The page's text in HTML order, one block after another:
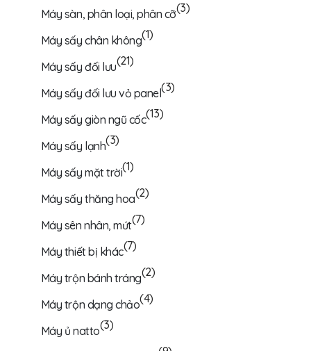
Máy sàn, phân loại, phân cỡ(3)
Máy sấy chân không(1)
Máy sấy đối lưu(21)
Máy sấy đối lưu vỏ panel(3)
Máy sấy giòn ngũ cốc(13)
Máy sấy lạnh(3)
Máy sấy mặt trời(1)
Máy sấy thăng hoa(2)
Máy sên nhân, mứt(7)
Máy thiết bị khác(7)
Máy trộn bánh tráng(2)
Máy trộn dạng chảo(4)
Máy ủ natto(3)